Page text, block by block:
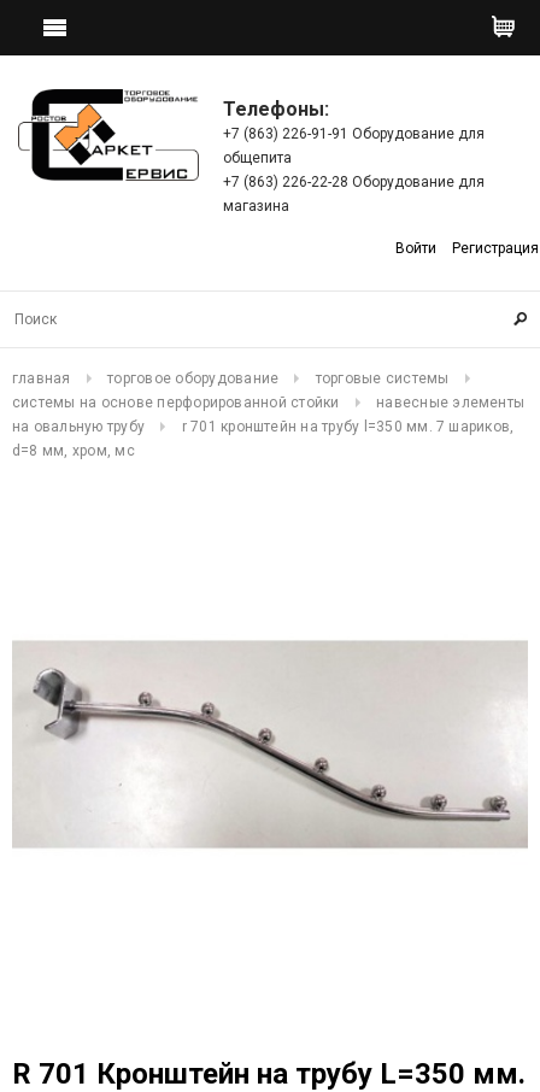
Телефоны:
+7 (863) 226-91-91 Оборудование для
общепита
+7 (863) 226-22-28 Оборудование для
магазина
Войти Регистрация
главная торговое оборудование
торговые системы
системы на основе перфорированной стойки
навесные элементы
на овальную трубу
r 701 кронштейн на трубу l=350 мм. 7 шариков,
d=8 мм, хром, мс
R 701 Кронштейн на трубу L=350 мм.